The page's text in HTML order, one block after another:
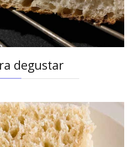
degustar